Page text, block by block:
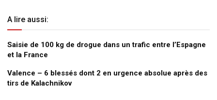
A lire aussi:
Saisie de 100 kg de drogue dans un trafic entre l’Espagne
et la France
Valence – 6 blessés dont 2 en urgence absolue après des
tirs de Kalachnikov